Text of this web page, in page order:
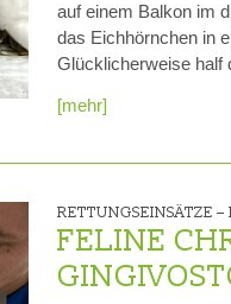
GÄSTEBUCH
auf einem Balkon im
das Eichhörnchen in
Glücklicherweise
[mehr]
RETTUNGSEINSÄTZE –
FELINE